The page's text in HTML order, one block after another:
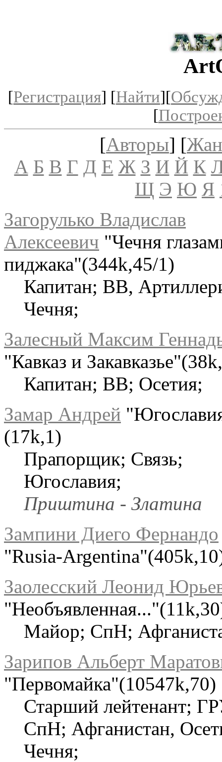
[Регистрация] [Найти][
[
[Авторы] [
А Б В Г Д Е Ж З И Й К
Щ Э Ю Я
Загорулько Владислав
Алексеевич "Чечня
пиджака"(344k,45/1)
Капитан; ВВ,
Чечня;
Залесный Максим
"Кавказ и
Капитан; ВВ; Осетия;
Замар Андрей
(17k,1)
Прапорщик; Связь;
Югославия;
Приштина - Златина
Зампини Диего Фернандо
"Rusia-
Заолесский Леонид
Майор; СпН;
Зарипов Альберт
"Первомайка"(10547k,70)
Старший лейтенант;
СпН; Афганистан,
Чечня;